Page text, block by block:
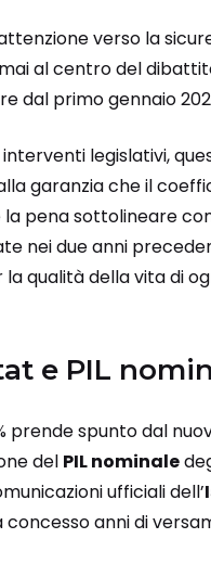
verso la
al centro del
dal primo gennaio
interventi legislativi,
garanzia che il
la pena sottolineare
nei due anni
qualità della vita di
e PIL
prende spunto dal
del PIL nominale
ufficiali dell’
anni di